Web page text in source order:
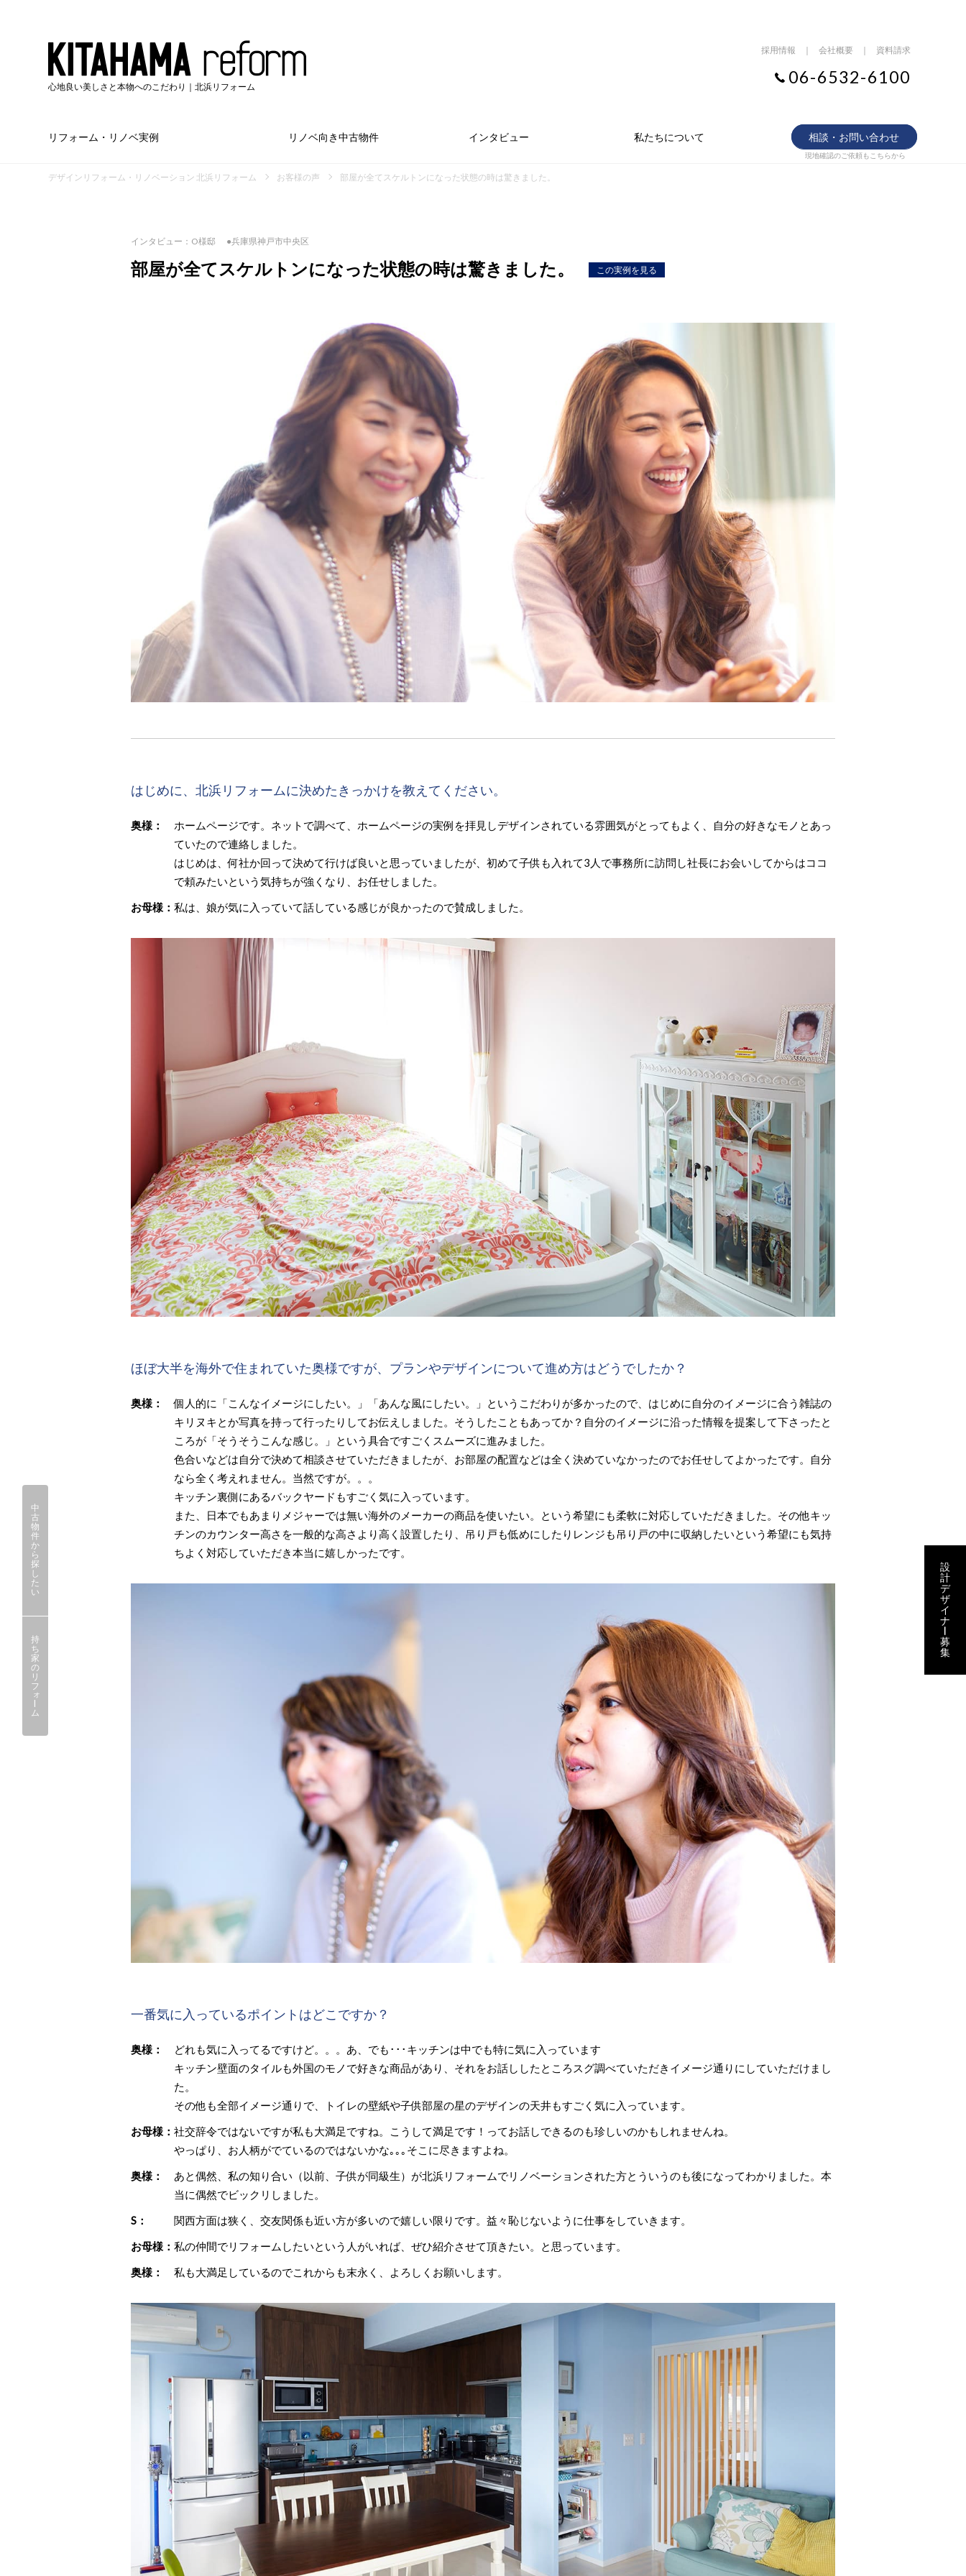
心地良い美しさと本物へのこだわり｜北浜リフォーム
採用情報 ｜ 会社概要 ｜ 資料請求
06-6532-6100
リフォーム・リノベ実例 リノベ向き中古物件 インタビュー 私たちについて 相談・お問い合わせ
現地確認のご依頼もこちらから
デザインリフォーム・リノベーション 北浜リフォーム お客様の声 部屋が全てスケルトンになった状態の時は驚きました。
インタビュー：O様邸 ●兵庫県神戸市中央区
部屋が全てスケルトンになった状態の時は驚きました。 この実例を見る
はじめに、北浜リフォームに決めたきっかけを教えてください。
奥様：
ホームページです。ネットで調べて、ホームページの実例を拝見しデザインされている雰囲気がとってもよく、自分の好きなモノとあっ
ていたので連絡しました。
はじめは、何社か回って決めて行けば良いと思っていましたが、初めて子供も入れて3人で事務所に訪問し社長にお会いしてからはココ
で頼みたいという気持ちが強くなり、お任せしました。
お母様： 私は、娘が気に入っていて話している感じが良かったので賛成しました。
ほぼ大半を海外で住まれていた奥様ですが、プランやデザインについて進め方はどうでしたか？
奥様：
個人的に「こんなイメージにしたい。」「あんな風にしたい。」というこだわりが多かったので、はじめに自分のイメージに合う雑誌の
キリヌキとか写真を持って行ったりしてお伝えしました。そうしたこともあってか？自分のイメージに沿った情報を提案して下さったと
ころが「そうそうこんな感じ。」という具合ですごくスムーズに進みました。
色合いなどは自分で決めて相談させていただきましたが、お部屋の配置などは全く決めていなかったのでお任せしてよかったです。自分
なら全く考えれません。当然ですが。。。
キッチン裏側にあるバックヤードもすごく気に入っています。
また、日本でもあまりメジャーでは無い海外のメーカーの商品を使いたい。という希望にも柔軟に対応していただきました。その他キッ
チンのカウンター高さを一般的な高さより高く設置したり、吊り戸も低めにしたりレンジも吊り戸の中に収納したいという希望にも気持
ちよく対応していただき本当に嬉しかったです。
一番気に入っているポイントはどこですか？
奥様：
どれも気に入ってるですけど。。。あ、でも･･･キッチンは中でも特に気に入っています
キッチン壁面のタイルも外国のモノで好きな商品があり、それをお話ししたところスグ調べていただきイメージ通りにしていただけまし
た。
その他も全部イメージ通りで、トイレの壁紙や子供部屋の星のデザインの天井もすごく気に入っています。
お母様： 社交辞令ではないですが私も大満足ですね。こうして満足です！ってお話しできるのも珍しいのかもしれませんね。
やっぱり、お人柄がでているのではないかな｡｡｡そこに尽きますよね。
奥様：
あと偶然、私の知り合い（以前、子供が同級生）が北浜リフォームでリノベーションされた方とういうのも後になってわかりました。本
当に偶然でビックリしました。
S：
関西方面は狭く、交友関係も近い方が多いので嬉しい限りです。益々恥じないように仕事をしていきます。
お母様： 私の仲間でリフォームしたいという人がいれば、ぜひ紹介させて頂きたい。と思っています。
奥様：
私も大満足しているのでこれからも末永く、よろしくお願いします。
中
古
物
件
か
ら
探
し
た
い
持
ち
家
の
リ
フ
ォ
ム
設
計
デ
ザ
イ
ナ
募
集